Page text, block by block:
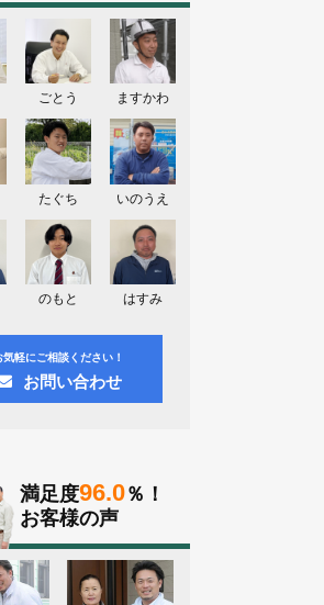
崎市K様よりお問い合わせ
。ありがとう御座います！
区N様よりお問い合わせ頂
崎市A様よりお問い合わせ
。ありがとう御座います！
市E様よりお問い合わせ頂
ありがとう御座います！
区K様よりお問い合わせ頂
ごとう ますかわ
たぐち いのうえ
のもと はすみ
気軽にご相談ください！
お問い合わせ
満足度96.0％！
お客様の声